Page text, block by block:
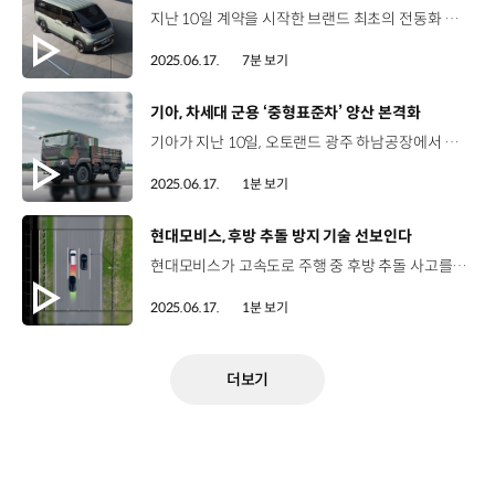
지난 10일 계약을 시작한 브랜드 최초의 전동화 전용 PBV ‘더 기아 PV5’를 보다 자세히 알아보겠습니다. PV5는 기아가 제시하는 미래 모빌리티의 새로운 패러다임을 담은 모델인데요. 박은결 리포터, 기아 PV5는 단순한 이동 수단, 그 이상의 의미를 지니고 있죠? 네, 기아는 PBV를 ‘목적 기반 차량’이라는 기본 정의를 넘어, ‘차량 그 이상의 플랫폼’으로 의미를 규정하고 있습니다. 기아는 제조사 중심의 생산, 판매 방식에서 벗어나 고객이 요구하는 다양한 형태의 모빌리티 서비스, 물류, 레저 활동 등에 대응할 수 있는 ‘고객 중심의 진정한 모빌리티 혁신’을 목표로 PV5에 다양한 라인업을 갖췄는데요. 그중에서도 패신저(5인승) 모델과 카고(롱) 모델을 먼저 선보였습니다. PV5 패신저는 다채로운 모빌리티 서비스와 고객의 자유로운 라이프스타일을 위해 개발됐습니다. 패신저 ‘5인승 모델’은 2열 시트에 리클라이닝과 ‘폴드 다이브’ 기능을 적용해 실내 공간을 극대화하였으며 차량 곳곳에 실용적인 수납공간을 마련해 공간 활용도가 뛰어난데요. 저상화 플로어 설계를 적용하고 넓은 2열 슬라이딩 도어 개방폭으로 캐리어나 부피가 큰 짐을 든 상태에서도 쉽게 타고 내릴 수 있게 하여 탑승 편의 또한 향상시켰습니다. 모빌리티 서비스는 물론 차박, 피크닉 등 다양한 라이프스타일에 대응할 수 있는 PV5 패신저 모델은 향후 탑승 인원과 목적에 따라 다양한 시트 배열도 선택 가능합니다. PV5 카고는 물류 운송 및 도심 배송에 중점을 두고 1열을 제외한 뒤쪽 공간을 화물 적재에 집중한 모델입니다. 이번에 출시된 PV5 카고 롱 모델은 최대 4,420ℓ까지 적재할 수 있는데요. ‘L-Track 마운팅’ 등의 커스터마이징 장착 구조와 외부 기기에 전원을 공급할 수 있는 V2L, ‘워크 어웨이 락’ 등의 기능을 더해, 고객의 업무 효율성과 실사용 편의성을 강화했습니다. PV5는 고객의 다양한 수요에 대응할 수 있도록 폭넓은 라인업을 갖췄는데요, 이후에도 추가되는 라인업이 있죠? 네, 기아는 이후, 교통 약자의 편의성을 위한 WAV 모델과, 트럭처럼 적재 공간이 오픈된 ‘샤시캡’ 등을 추가할 계획입니다. 또한, ‘오픈베드’, 레저와 휴식에 최적화된 ‘라이트 캠퍼’, 패신저의 고급화 모델 ‘프라임’ 등 다양한 컨버전 모델을 더할 예정입니다. 이와 같은 다양한 라인업의 배경에는 특별한 기술이 있죠? 네, 바로 현대자동차그룹 PBV 전용 플랫폼 E-GMP.S와 플렉시블 바디 시스템인데요, 이와 함께 뛰어난 구동계가 PV5의 다양한 활용을 뒷받침하고 있습니다. 현대자동차그룹 최초 PBV 전용 플랫폼 ‘E-GMP.S’가 적용된 PV5는 ‘플렉시블 바디 시스템’ 또한 최초로 적용했습니다. 이 기술은 표준화된 차량 바디에 모듈화된 부품을 퍼즐처럼 조합해 다양한 사양을 만드는 방법인데요. 고객의 요구에 맞게 다양한 바디 타입을 만들 수 있는 것이 특징으로 PV5가 다양한 라인업을 갖출 수 있게 해주는 기술입니다. PV5는 비즈니스부터 라이프스타일까지 다양한 고객의 주행 환경에 대응해야 하는 모델로, 이를 위해 두가지 용량의 배터리를 제공합니다. 먼저, PV5 패신저는 71.2kWh 용량의 배터리를 탑재한 롱레인지 단일 사양으로 최고 출력 120kW, 최대 토크 250Nm의 동력 성능을 발휘하며 1회 충전 주행 가능 거리는 358km에 달합니다. PV5 카고는 71.2kWh 용량의 배터리를 탑재해 377km의 1회 충전 주행 가능 거리를 구현한 롱레인지, 51.5kWh 용량의 배터리를 기반으로 1회 충전 주행가능 거리 280km를 달성한 스탠다드로 구성되어 있습니다. 또한 PV5는 현대자동차그룹 최초로 배터리팩 내부에 모듈 없이 셀을 탑재하는 ‘셀투팩(Cell-to-Pack)’ 배터리 시스템을 적용해 에너지 집적도를 크게 높였는데요. 이외에도 PBV전용 인포테인먼트 시스템을 담은 12.9인치 대화면 디스플레이와 별도의 단말기 설치 없이 실시간 차량 데이터 기반으로 다양한 서비스를 제공하는 ‘플레오스 플릿’ 등 PBV 전용 특화 사양들을 통해 PV5의 사용성을 크게 높였습니다. PBV는 어디에서나 자유롭게 활용할 수 있는 고객 맞춤형 전동화 모빌리티인 만큼 PV5가 가져올 변화가 기대되네요. PV5는 단순히 이동 수단으로서의 자동차가 아닌 고객의 비즈니스와 일상에 혁신을 더하는 플랫폼으로 다양한 분야에서 활약이 예상됩니다. PV5는 고객이 필요로 하는 모빌리티 라이프에 완벽하게 대응할 수 있는 차량을 만들겠다는 기아의 의지이기도 한데요, PV5의 등장으로 모빌리티 서비스 솔루션이 더욱 확장되길 기대하겠습니다. 오늘 소식 전해주셔서 고맙습니다.
2025.06.17. 7분 보기
[동영상]
기아, 차세대 군용 ‘중형표준차’ 양산 본격화
기아가 지난 10일, 오토랜드 광주 하남공장에서 차세대 군용 중형표준차(KMTV) 양산 출고 기념식 행사를 열고 본격적인 양산을 시작했습니다. 이번에 양산되는 중형표준차는 1977년 이후 48년 만에 선보이는 차세대 모델로 병력과 물자 수송 능력을 개선했는데요, 수심 1m 하천 도섭, 60% 종경사 및 40% 횡경사 주행, 영하 32도 냉시동 기능 등이 적용돼 험난한 환경에서도 안전한 주행 능력을 발휘합니다. 또한 군용차임에도 어라운드 뷰, 에어 서스펜션 시트 등 최신 편의사양도 대거 적용했습니다. 기아는 이달부터 우리 육군에 중형표준차를 인도하는 것을 시작으로 국내외 고객에게공급할 계획입니다.
2025.06.17. 1분 보기
[동영상]
현대모비스, 후방 추돌 방지 기술 선보인다
현대모비스가 고속도로 주행 중 후방 추돌 사고를 방지하는 안전 신기술을 곧 시장에 선보입니다. 현대모비스가 개발한 후방 안전 제어 기술은 후방 차량이 10m 이내의 초근접 주행을 할 경우, 운전자에게 경고하고 일정 시간 동안 상황이 지속될 경우 차량 스스로 속도를 높여 안전거리를 확보하는데요, 고속도로에서 스마트 크루즈 컨트롤 기능을 이용해 주행할 때 작동합니다. 이는, 전방 카메라와 후측방 레이더 센서에 기존 주행 제어 기술을 연동해 차량 스스로 회피할 수 있는 수준의 기술력으로 지난 2022년, ‘현대자동차그룹 아이디어 공모전’에서 최우수상을 수상한 기술 과제를 양산 수준의 기술로 개발해 성공했다는 점에서 그 의미를 더합니다.
2025.06.17. 1분 보기
더보기